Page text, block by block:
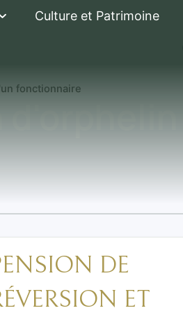
Culture et Patrimoine
fonctionnaire
d'orphelin
DE
ET